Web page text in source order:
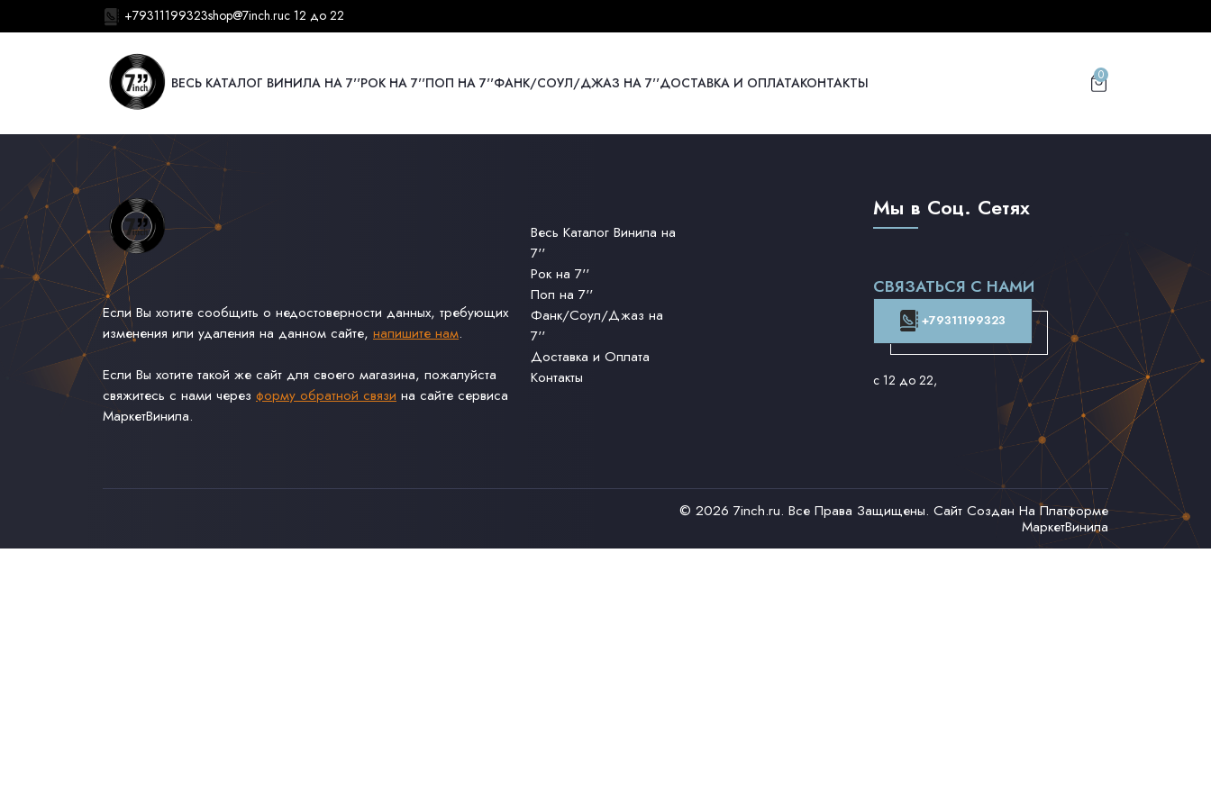
+79311199323shop@7inch.ruс 12 до 22
ВЕСЬ КАТАЛОГ ВИНИЛА НА 7''РОК НА 7''ПОП НА 7''ФАНК/СОУЛ/ДЖАЗ НА 7''ДОСТАВКА И ОПЛАТАКОНТАКТЫ 0
Если Вы хотите сообщить о недостоверности данных, требующих
изменения или удаления на данном сайте, напишите нам.
Если Вы хотите такой же сайт для своего магазина, пожалуйста
свяжитесь с нами через форму обратной связи на сайте сервиса
МаркетВинила.
Весь Каталог Винила на
7''
Рок на 7''
Поп на 7''
Фанк/Соул/Джаз на
7''
Доставка и Оплата
Контакты
Мы в Соц. Сетях
СВЯЗАТЬСЯ С НАМИ
+79311199323
с 12 до 22,
© 2026 7inch.ru. Все Права Защищены. Сайт Создан На Платформе
МаркетВинила